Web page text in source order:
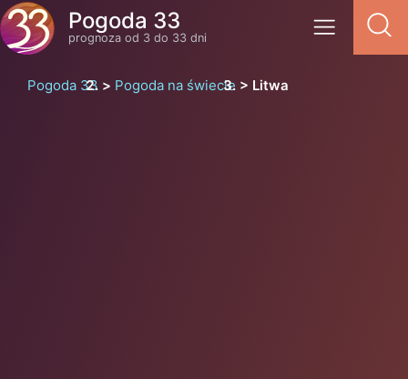
Pogoda 33
prognoza od 3 do 33 dni
Pogoda 33 Pogoda na świecie Litwa